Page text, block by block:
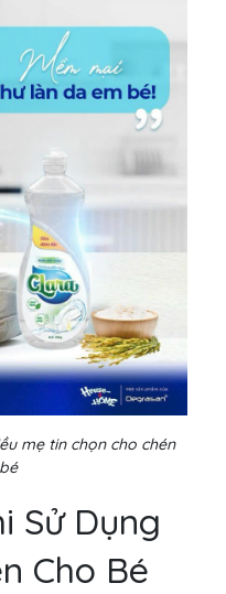
mẹ tin chọn cho chén
Sử Dụng
Cho Bé